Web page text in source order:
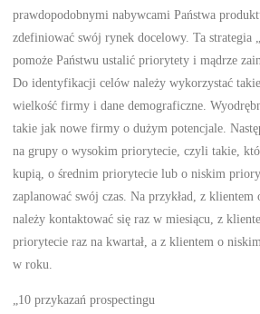
prawdopodobnymi nabywcami Państwa
zdefiniować swój rynek docelowy. Ta strategia
pomoże Państwu ustalić priorytety i mądrze
Do identyfikacji celów należy wykorzystać
wielkość firmy i dane demograficzne.
takie jak nowe firmy o dużym potencjale.
na grupy o wysokim priorytecie, czyli takie,
kupią, o średnim priorytecie lub o niskim
zaplanować swój czas. Na przykład, z
należy kontaktować się raz w miesiącu, z
priorytecie raz na kwartał, a z klientem o
w roku.
„10 przykazań prospectingu